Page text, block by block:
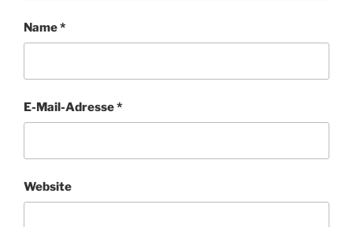
Name*
E-Mail-Adresse*
Website